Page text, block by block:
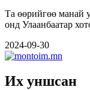
Та өөрийгөө манай
онд Улаанбаатар
2024-09-30
Их уншсан